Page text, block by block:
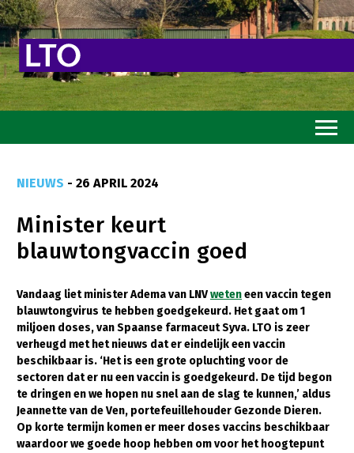
Goed eten
Mooi groen
Sterk ondernemerschap
Transitiepaden
Thema’s
Gezonde planten
Gezonde dieren
Natuur, klimaat en energie
NIEUWS - 26 APRIL 2024
Minister keurt
blauwtongvaccin goed
Vandaag liet minister Adema van LNVweteneen vaccin tegen
blauwtongvirus te hebben goedgekeurd. Het gaat om 1
miljoen doses, van Spaanse farmaceut Syva. LTO is zeer
verheugd met het nieuws dat er eindelijk een vaccin
beschikbaar is. ‘Het is een grote opluchting voor de
sectoren dat er nu een vaccin is goedgekeurd. De tijd begon
te dringen en we hopen nu snel aan de slag te kunnen,’ aldus
Jeannette van de Ven, portefeuillehouder Gezonde Dieren.
Op korte termijn komen er meer doses vaccins beschikbaar
waardoor we goede hoop hebben omvoor het hoogtepunt